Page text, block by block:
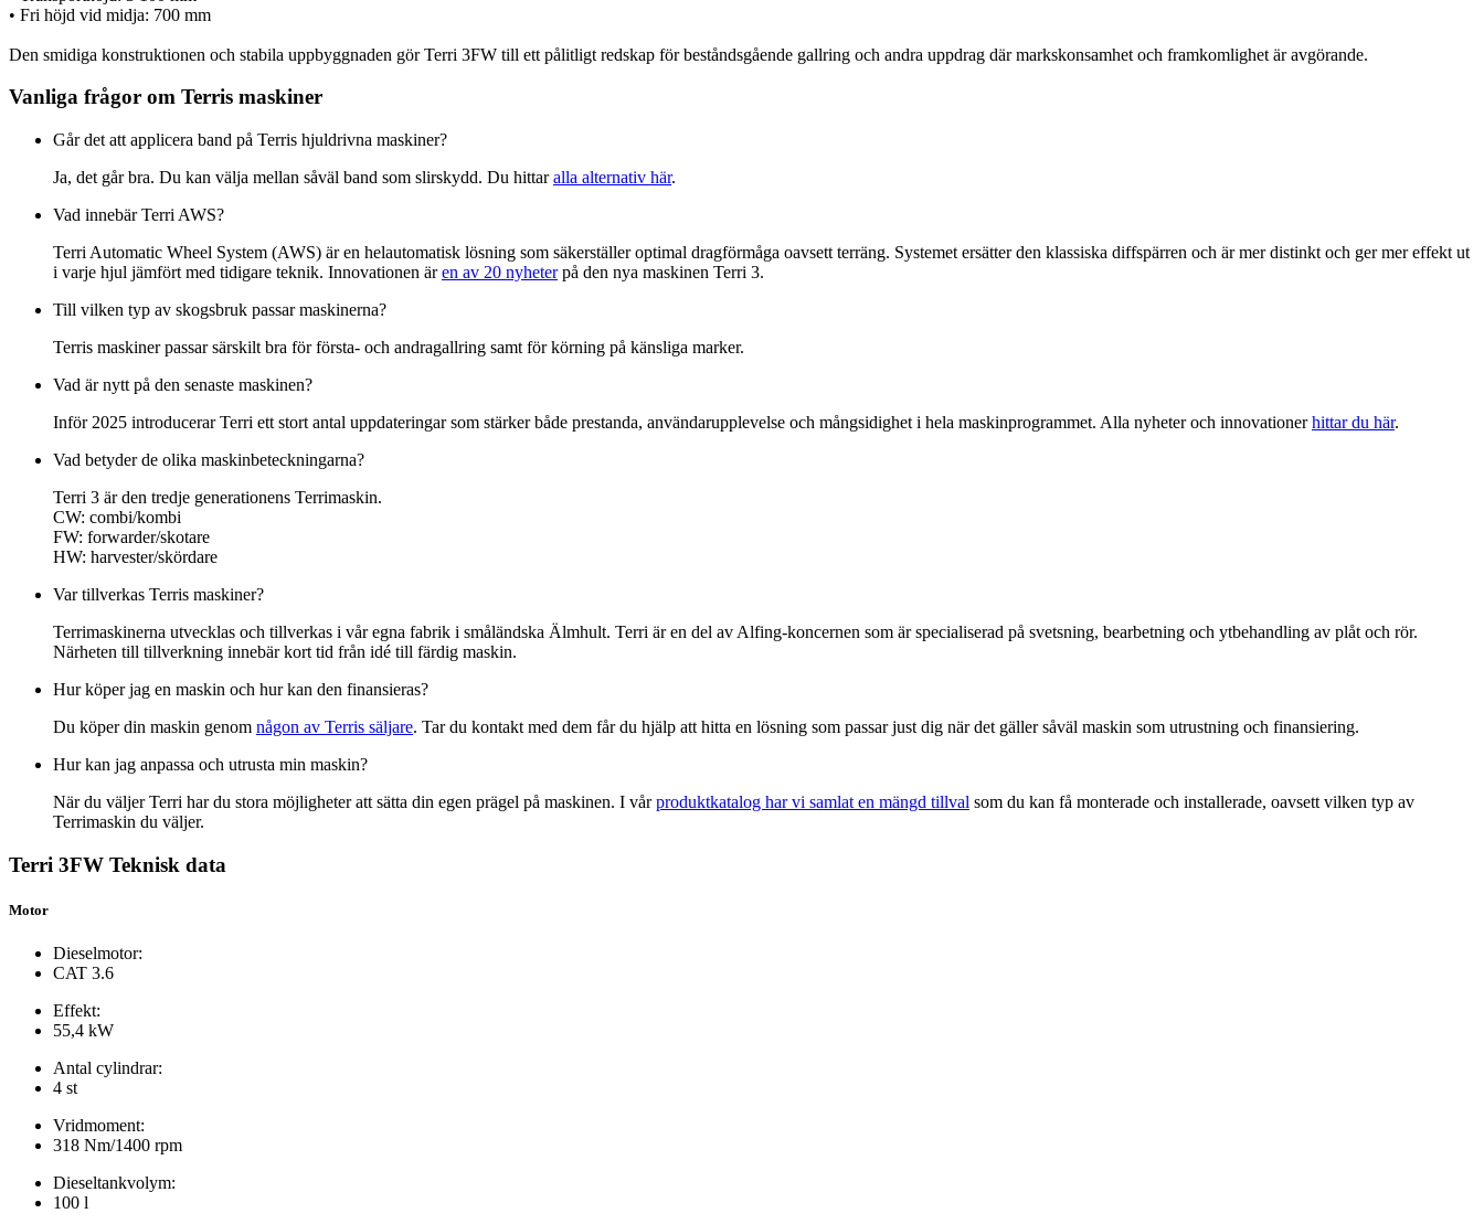
• Fri höjd vid midja: 700 mm
Den smidiga konstruktionen och stabila uppbyggnaden gör Terri 3FW till ett pålitligt redskap för beståndsgående gallring och andra uppdrag där markskonsamhet och framkomlighet är avgörande.
Vanliga frågor om Terris maskiner
Går det att applicera band på Terris hjuldrivna maskiner?
Ja, det går bra. Du kan välja mellan såväl band som slirskydd. Du hittaralla alternativ här.
Vad innebär Terri AWS?
Terri Automatic Wheel System (AWS) är en helautomatisk lösning som säkerställer optimal dragförmåga oavsett terräng. Systemet ersätter den klassiska diffspärren och är mer distinkt och ger mer effekt ut
i varje hjul jämfört med tidigare teknik. Innovationen ären av 20 nyheterpå den nya maskinen Terri 3.
Till vilken typ av skogsbruk passar maskinerna?
Terris maskiner passar särskilt bra för första- och andragallring samt för körning på känsliga marker.
Vad är nytt på den senaste maskinen?
Inför 2025 introducerar Terri ett stort antal uppdateringar som stärker både prestanda, användarupplevelse och mångsidighet i hela maskinprogrammet. Alla nyheter och innovationerhittar du här.
Vad betyder de olika maskinbeteckningarna?
Terri 3 är den tredje generationens Terrimaskin.
CW: combi/kombi
FW: forwarder/skotare
HW: harvester/skördare
Var tillverkas Terris maskiner?
Terrimaskinerna utvecklas och tillverkas i vår egna fabrik i småländska Älmhult. Terri är en del av Alfing-koncernen som är specialiserad på svetsning, bearbetning och ytbehandling av plåt och rör.
Närheten till tillverkning innebär kort tid från idé till färdig maskin.
Hur köper jag en maskin och hur kan den finansieras?
Du köper din maskin genom någon av Terris säljare. Tar du kontakt med dem får du hjälp att hitta en lösning som passar just dig när det gäller såväl maskin som utrustning och finansiering.
Hur kan jag anpassa och utrusta min maskin?
När du väljer Terri har du stora möjligheter att sätta din egen prägel på maskinen. I vårproduktkatalog har vi samlat en mängd tillval som du kan få monterade och installerade, oavsett vilken typ av
Terrimaskin du väljer.
Terri 3FW Teknisk data
Motor
Dieselmotor:
CAT 3.6
Effekt:
55,4 kW
Antal cylindrar:
4 st
Vridmoment:
318 Nm/1400 rpm
Dieseltankvolym:
100 l